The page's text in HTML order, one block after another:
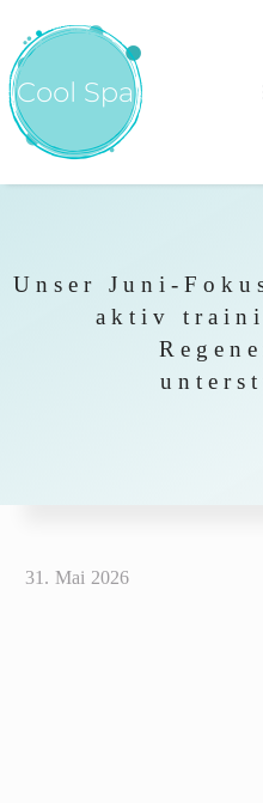
Unser Juni-
aktiv
31. Mai 2026